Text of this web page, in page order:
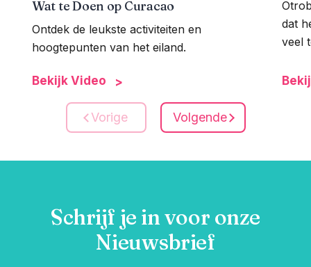
Wat te Doen op Curacao
Ontdek de leukste activiteiten en
hoogtepunten van het eiland.
Bekijk Video
dat
veel
Vorige Volgende
Schrijf je in voor onze
Nieuwsbrief